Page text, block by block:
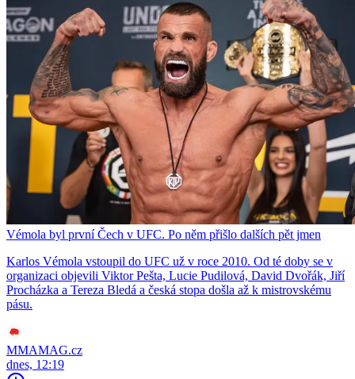
Vémola byl první Čech v UFC. Po něm přišlo dalších pět jmen
Karlos Vémola vstoupil do UFC už v roce 2010. Od té doby se v
organizaci objevili Viktor Pešta, Lucie Pudilová, David Dvořák, Jiří
Procházka a Tereza Bledá a česká stopa došla až k mistrovskému
pásu.
MMAMAG.cz
dnes, 12:19